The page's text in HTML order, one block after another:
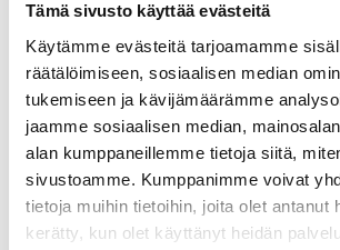
Tämä sivusto käyttää evästeitä
Käytämme evästeitä tarjoamamme
räätälöimiseen, sosiaalisen median
tukemiseen ja kävijämäärämme
jaamme sosiaalisen median,
alan kumppaneillemme tietoja siitä,
sivustoamme. Kumppanimme voivat
tietoja muihin tietoihin, joita olet antanut
kerätty, kun olet käyttänyt heidän
Jaa uutinen
Ajankohtaista
5.8.2026